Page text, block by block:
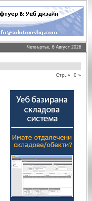
Четвъртък, 6 Август 2026
Стр.:« 0 »